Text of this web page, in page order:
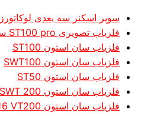
سوپر اسکنر سه بعدی لوکاتورز
فلزیاب تصویری ST100 pro سان استون
فلزیاب سان استون ST100
فلزیاب سان استون SWT100
فلزیاب سان استون ST50
فلزیاب سان استون SWT 200
فلزیاب سان استون S16 VT200